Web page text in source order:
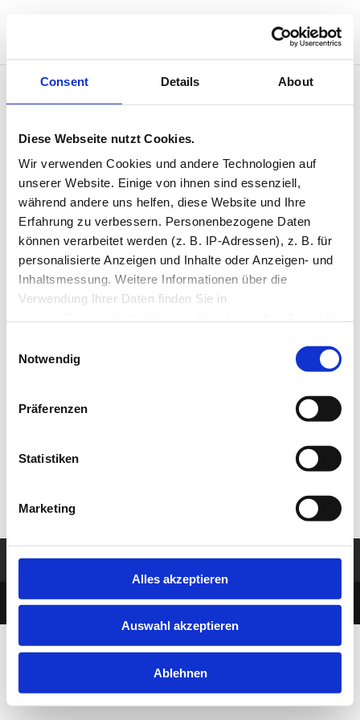
Consent Details About
Diese Webseite nutzt Cookies.
Wir verwenden Cookies und andere Technologien auf
unserer Website. Einige von ihnen sind essenziell,
während andere uns helfen, diese Website und Ihre
Erfahrung zu verbessern. Personenbezogene Daten
können verarbeitet werden (z. B. IP-Adressen), z. B. für
personalisierte Anzeigen und Inhalte oder Anzeigen- und
Inhaltsmessung. Weitere Informationen über die
Verwendung Ihrer Daten finden Sie in
Selection
Notwendig
Präferenzen
Statistiken
Marketing
Alles akzeptieren
Auswahl akzeptieren
Ablehnen
August 13 @ 16:50
16:50 — 17:40(50′)
Studio 2
Neueste Kommentare
This is a single event page with sample content. This
business like gym, kindergarten, health or law related.
shows all instances of this single event. Build-in sidebar
widgets shows upcoming events in the selected
Impressum Datenschutz
designed by MBDesign Berlin